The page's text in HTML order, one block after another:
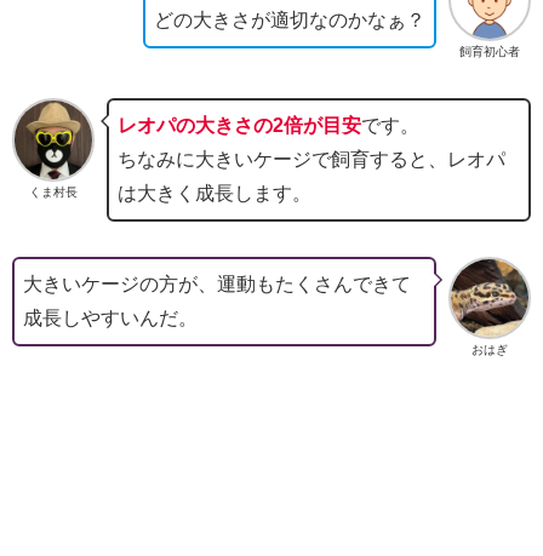
飼育初心者
どの大きさが適切なのかなぁ？
くま村長
レオパの大きさの2倍が目安です。
ちなみに大きいケージで飼育すると、レオパ
は大きく成長します。
おはぎ
大きいケージの方が、運動もたくさんできて
成長しやすいんだ。